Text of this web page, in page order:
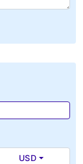
USD